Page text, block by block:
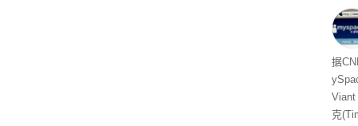
ox
出震
据
Viant
克